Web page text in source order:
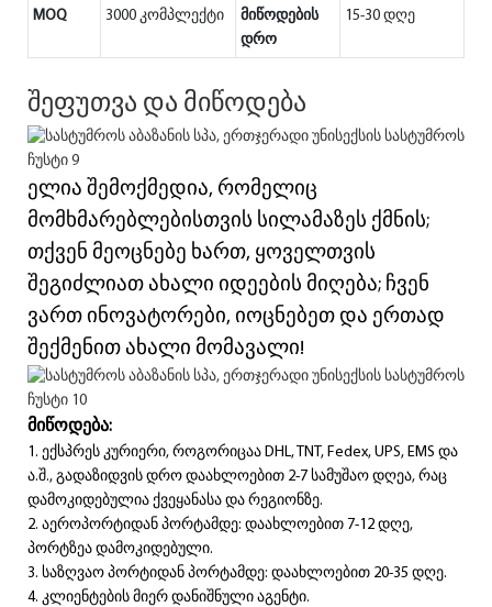
MOQ 3000 კომპლექტი
მიწოდების
დრო
15-30 დღე
შეფუთვა და მიწოდება
ელია შემოქმედია, რომელიც
მომხმარებლებისთვის სილამაზეს ქმნის;
თქვენ მეოცნებე ხართ, ყოველთვის
შეგიძლიათ ახალი იდეების მიღება; ჩვენ
ვართ ინოვატორები, იოცნებეთ და ერთად
შექმენით ახალი მომავალი!
მიწოდება:
1. ექსპრეს კურიერი, როგორიცაა DHL, TNT, Fedex, UPS, EMS და
ა.შ., გადაზიდვის დრო დაახლოებით 2-7 სამუშაო დღეა, რაც
დამოკიდებულია ქვეყანასა და რეგიონზე.
2. აეროპორტიდან პორტამდე: დაახლოებით 7-12 დღე,
პორტზეა დამოკიდებული.
3. საზღვაო პორტიდან პორტამდე: დაახლოებით 20-35 დღე.
4. კლიენტების მიერ დანიშნული აგენტი.